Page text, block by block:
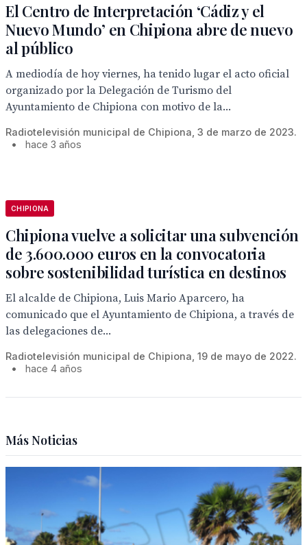
El Centro de Interpretación ‘Cádiz y el
Nuevo Mundo’ en Chipiona abre de nuevo
al público
A mediodía de hoy viernes, ha tenido lugar el acto oficial
organizado por la Delegación de Turismo del
Ayuntamiento de Chipiona con motivo de la...
Radiotelevisión municipal de Chipiona, 3 de marzo de 2023.
•
hace 3 años
CHIPIONA
Chipiona vuelve a solicitar una subvención
de 3.600.000 euros en la convocatoria
sobre sostenibilidad turística en destinos
El alcalde de Chipiona, Luis Mario Aparcero, ha
comunicado que el Ayuntamiento de Chipiona, a través de
las delegaciones de...
Radiotelevisión municipal de Chipiona, 19 de mayo de 2022.
•
hace 4 años
Más Noticias